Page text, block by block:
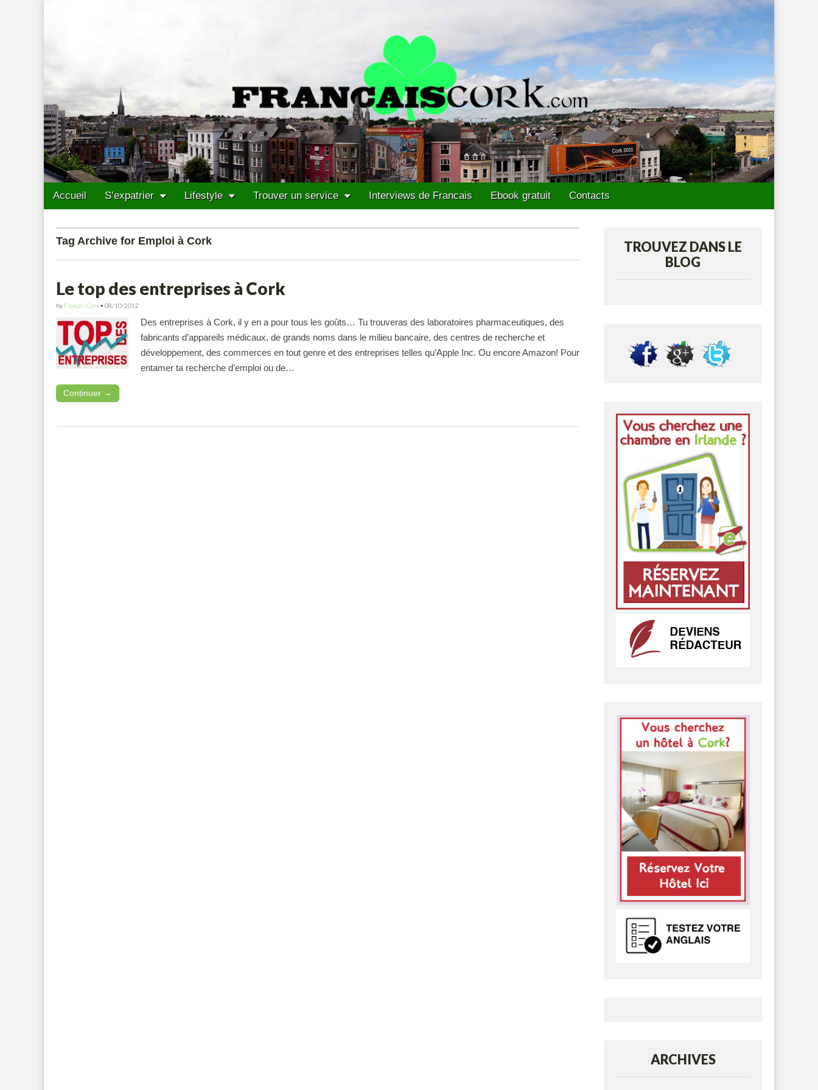
Main menu
Skip to content
Accueil S’expatrier Lifestyle Trouver un service Interviews de Francais Ebook gratuit Contacts
Tag Archive for Emploi à Cork
Le top des entreprises à Cork
by Français Cork • 08/10/2012
Des entreprises à Cork, il y en a pour tous les goûts… Tu trouveras des laboratoires pharmaceutiques, des
fabricants d’appareils médicaux, de grands noms dans le milieu bancaire, des centres de recherche et
développement, des commerces en tout genre et des entreprises telles qu’Apple Inc. Ou encore Amazon! Pour
entamer ta recherche d’emploi ou de…
Continuer →
TROUVEZ DANS LE
BLOG
ARCHIVES